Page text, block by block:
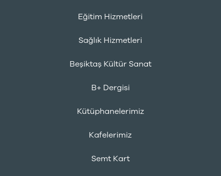
Eğitim Hizmetleri
Sağlık Hizmetleri
Beşiktaş Kültür Sanat
B+ Dergisi
Kütüphanelerimiz
Kafelerimiz
Semt Kart